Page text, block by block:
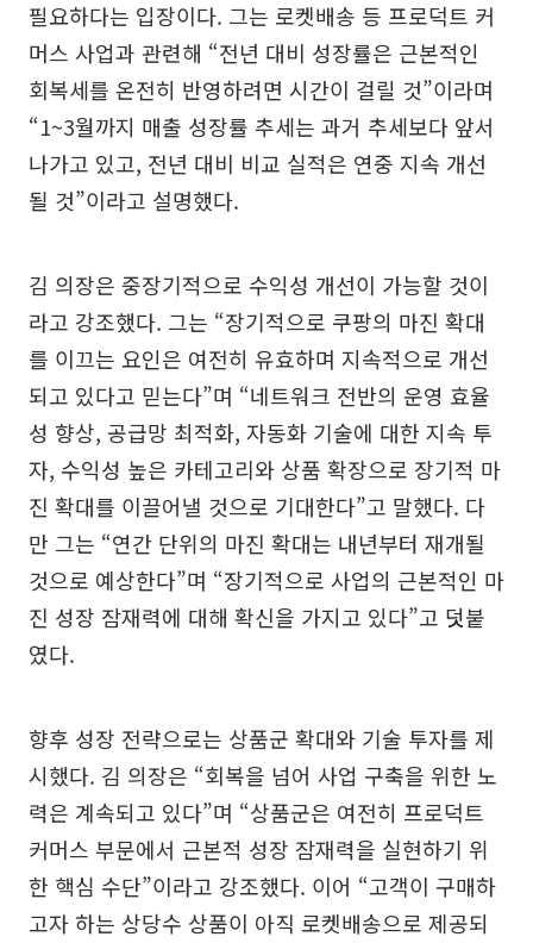
필요하다는 입장이다. 그는 로켓배송 등 프로덕트 커
머스 사업과 관련해 “전년 대비 성장률은 근본적인
회복세를 온전히 반영하려면 시간이 걸릴 것”이라며
“1~3월까지 매출 성장률 추세는 과거 추세보다 앞서
나가고 있고, 전년 대비 비교 실적은 연중 지속 개선
될 것”이라고 설명했다.
김 의장은 중장기적으로 수익성 개선이 가능할 것이
라고 강조했다. 그는 “장기적으로 쿠팡의 마진 확대
를 이끄는 요인은 여전히 유효하며 지속적으로 개선
되고 있다고 믿는다”며 “네트워크 전반의 운영 효율
성 향상, 공급망 최적화, 자동화 기술에 대한 지속 투
자, 수익성 높은 카테고리와 상품 확장으로 장기적 마
진 확대를 이끌어낼 것으로 기대한다”고 말했다. 다
만 그는 “연간 단위의 마진 확대는 내년부터 재개될
것으로 예상한다”며 “장기적으로 사업의 근본적인 마
진 성장 잠재력에 대해 확신을 가지고 있다”고 덧붙
였다.
향후 성장 전략으로는 상품군 확대와 기술 투자를 제
시했다. 김 의장은 “회복을 넘어 사업 구축을 위한 노
력은 계속되고 있다”며 “상품군은 여전히 프로덕트
커머스 부문에서 근본적 성장 잠재력을 실현하기 위
한 핵심 수단”이라고 강조했다. 이어 “고객이 구매하
고자 하는 상당수 상품이 아직 로켓배송으로 제공되